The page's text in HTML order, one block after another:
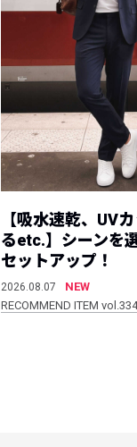
【吸水速乾、UV
るetc.】シーンを
セットアップ！
2026.08.07
NEW
RECOMMEND ITEM vol.334